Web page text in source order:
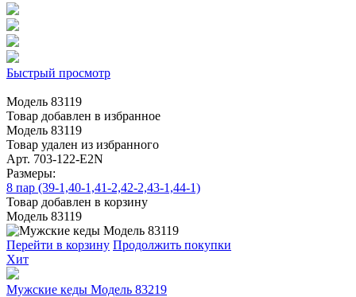
Быстрый просмотр
Модель 83119
Товар добавлен в избранное
Модель 83119
Товар удален из избранного
Арт. 703-122-Е2N
Размеры:
8 пар (39-1,40-1,41-2,42-2,43-1,44-1)
Товар добавлен в корзину
Модель 83119
Перейти в корзину Продолжить покупки
Хит
Мужские кеды Модель 83219